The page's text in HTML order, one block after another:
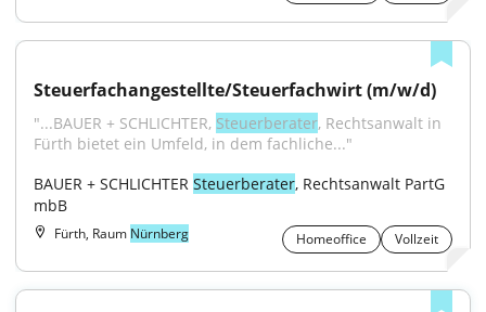
Steuerfachangestellte/Steuerfachwirt (m/w/d)
"...BAUER + SCHLICHTER, Steuerberater, Rechtsanwalt in
Fürth bietet ein Umfeld, in dem fachliche..."
BAUER + SCHLICHTER Steuerberater, Rechtsanwalt PartG
mbB
Fürth, Raum Nürnberg Homeoffice Vollzeit